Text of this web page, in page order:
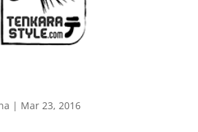
| Mar 23, 2016